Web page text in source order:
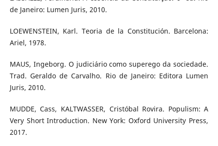
de Janeiro: Lumen Juris, 2010.
LOEWENSTEIN, Karl. Teoria de la Constitución. Barcelona:
Ariel, 1978.
MAUS, Ingeborg. O judiciário como superego da sociedade.
Trad. Geraldo de Carvalho. Rio de Janeiro: Editora Lumen
Juris, 2010.
MUDDE, Cass, KALTWASSER, Cristóbal Rovira. Populism: A
Very Short Introduction. New York: Oxford University Press,
2017.